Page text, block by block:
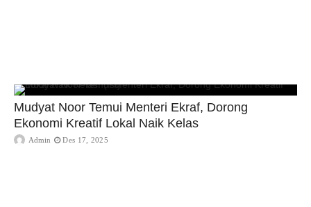
Mudyat Noor Temui Menteri Ekraf, Dorong
Ekonomi Kreatif Lokal Naik Kelas
Admin Des 17, 2025